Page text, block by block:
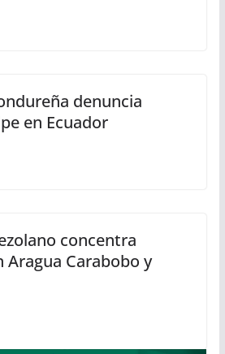
denuncia
en Ecuador
concentra
Aragua Carabobo y